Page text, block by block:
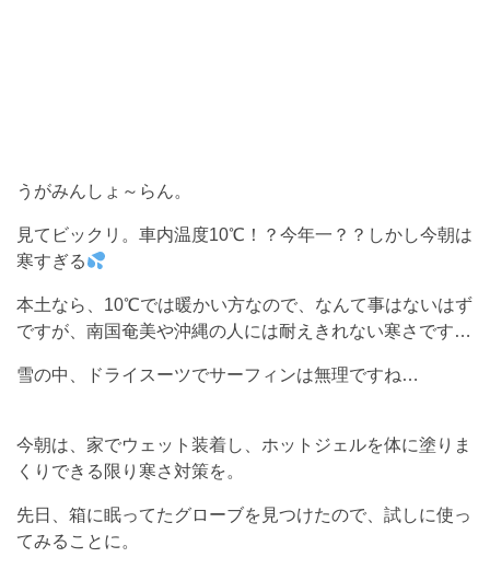
うがみんしょ～らん。
見てビックリ。車内温度10℃！？今年一？？しかし今朝は
寒すぎる
本土なら、10℃では暖かい方なので、なんて事はないはず
ですが、南国奄美や沖縄の人には耐えきれない寒さです…
雪の中、ドライスーツでサーフィンは無理ですね…
今朝は、家でウェット装着し、ホットジェルを体に塗りま
くりできる限り寒さ対策を。
先日、箱に眠ってたグローブを見つけたので、試しに使っ
てみることに。